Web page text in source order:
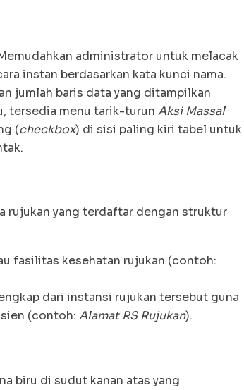
administrator untuk melacak
instan berdasarkan kata kunci nama.
jumlah baris data yang ditampilkan
tersedia menu tarik-turun Aksi Massal
(checkbox) di sisi paling kiri tabel untuk
rujukan yang terdaftar dengan struktur
fasilitas kesehatan rujukan (contoh:
dari instansi rujukan tersebut guna
(contoh: Alamat RS Rujukan).
biru di sudut kanan atas yang